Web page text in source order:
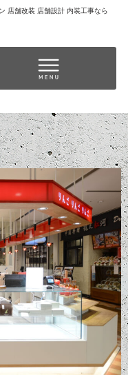
店舗改装 店舗設計 内装工事なら